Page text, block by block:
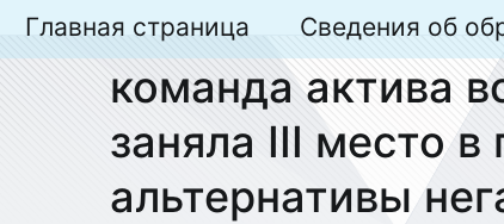
Перейти
содержимому
Главная страница Сведения об
команда актива
заняла III место
альтернативы